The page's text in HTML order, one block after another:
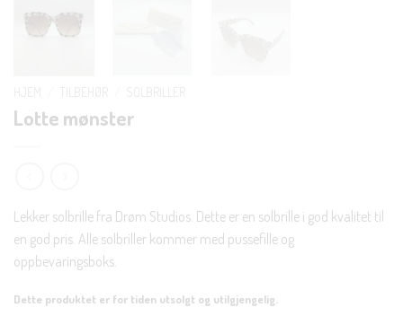
Lotte mønster
Lekker solbrille fra Drøm Studios. Dette er en solbrille i god kvalitet til
en god pris. Alle solbriller kommer med pussefille og
oppbevaringsboks.
Dette produktet er for tiden utsolgt og utilgjengelig.